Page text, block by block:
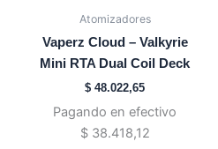
Atomizadores
Vaperz Cloud – Valkyrie
Mini RTA Dual Coil Deck
$ 48.022,65
Pagando en efectivo
$38.418,12